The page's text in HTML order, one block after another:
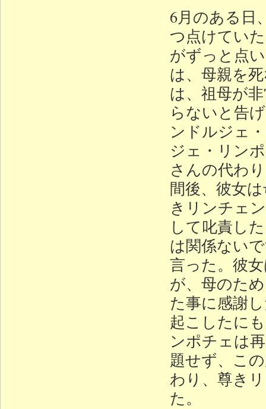
6月のある日
つ点けてい
がずっと点
は、母親を
は、祖母が
らないと告
ンドルジェ
ジェ・リン
さんの代わ
間後、彼女
きリンチェ
して叱責し
は関係ない
言った。彼
が、母のた
た事に感謝
起こしたに
ンポチェは
題せず、こ
わり、尊き
た。